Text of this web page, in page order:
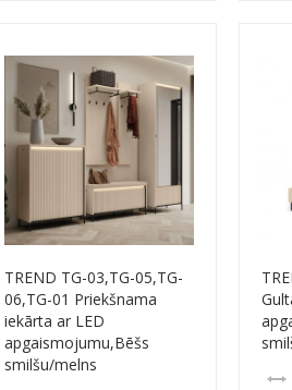
TREND TG-03,TG-05,TG-
06,TG-01 Priekšnama
iekārta ar LED
apgaismojumu,Bēšs
smilšu/melns